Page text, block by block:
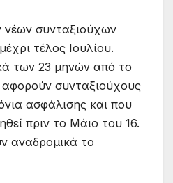
συνταξιούχων
τέλος Ιουλίου.
των 23 μηνών από το
συνταξιούχους
ασφάλισης και που
πριν το Μάιο του 16.
αναδρομικά το